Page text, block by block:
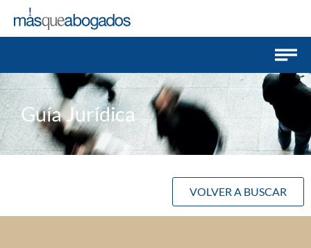
Guía Jurídica
VOLVER A BUSCAR